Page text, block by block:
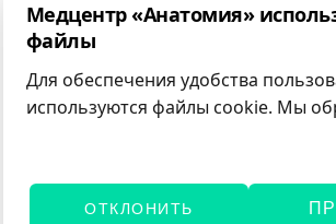
Отправить Отмена
Заказ обратного звонка
Медцентр «Анатомия»
файлы
Для обеспечения удобства
используются файлы cookie. Мы
Вы можете принять все файлы
необязательные или
ОТКЛОНИТЬ